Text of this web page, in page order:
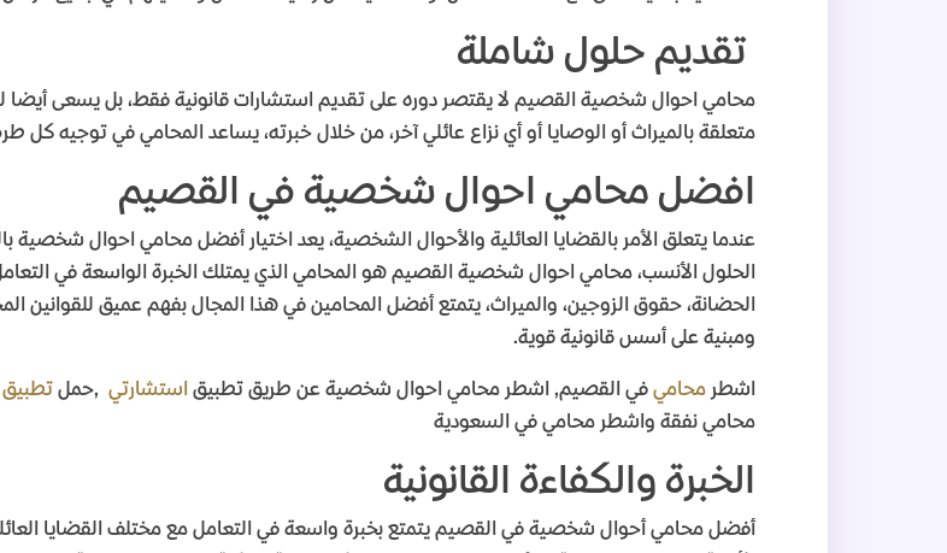
تقديم حلول شاملة
محامي احوال شخصية القصيم لا يقتصر دوره على تقديم استشارات قانونية فقط، بل يسعى
متعلقة بالميراث أو الوصايا أو أي نزاع عائلي آخر، من خلال خبرته، يساعد المحامي في توجيه كل
افضل محامي احوال شخصية في القصيم
عندما يتعلق الأمر بالقضايا العائلية والأحوال الشخصية، يعد اختيار أفضل محامي احوال
الحلول الأنسب، محامي احوال شخصية القصيم هو المحامي الذي يمتلك الخبرة الواسعة في
الحضانة، حقوق الزوجين، والميراث، يتمتع أفضل المحامين في هذا المجال بفهم عميق للقوانين
ومبنية على أسس قانونية قوية.
اشطر محامي في القصيم, اشطر محامي احوال شخصية عن طريق تطبيق استشارتي ,حمل تطبيق
محامي نفقة واشطر محامي في السعودية
الخبرة والكفاءة القانونية
أفضل محامي أحوال شخصية في القصيم يتمتع بخبرة واسعة في التعامل مع مختلف القضايا